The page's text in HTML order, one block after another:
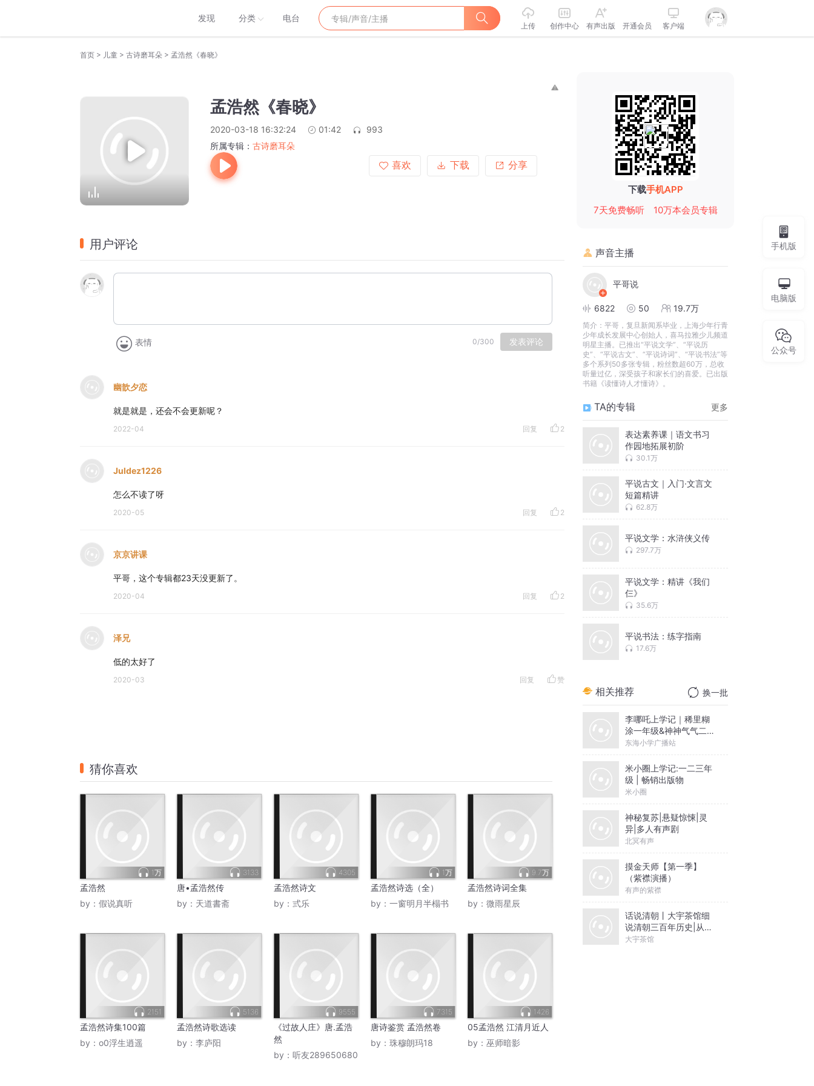
发现 分类 电台
上传 创作中心 有声出版 开通会员 客户端
首页 > 儿童 > 古诗磨耳朵 > 孟浩然《春晓》
孟浩然《春晓》
2020-03-18 16:32:24 01:42
993
所属专辑： 古诗磨耳朵
喜欢
下载 分享
用户评论
表情 0/300 发表评论
幽歆夕恋
就是就是，还会不会更新呢？
2022-04 回复 2
Juldez1226
怎么不读了呀
2020-05 回复 2
京京讲课
平哥，这个专辑都23天没更新了。
2020-04 回复 2
泽兄
低的太好了
2020-03 回复 赞
猜你喜欢
1万
孟浩然
by： 假说真听
3133
唐•孟浩然传
by： 天道書斋
4305
孟浩然诗文
by： 弎乐
1万
孟浩然诗选（全）
by： 一窗明月半榻书
9.7万
孟浩然诗词全集
by： 微雨星辰
2151
孟浩然诗集100篇
by： o0浮生逍遥
5136
孟浩然诗歌选读
by： 李庐阳
9555
《过故人庄》唐.孟浩
然
by： 听友289650680
7315
唐诗鉴赏 孟浩然卷
by： 珠穆朗玛18
1426
05孟浩然 江清月近人
by： 巫师暗影
下载手机APP
7天免费畅听
10万本会员专辑
声音主播
平哥说
6822 50 19.7万
简介： 平哥，复旦新闻系毕业，上海少年行青
少年成长发展中心创始人，喜马拉雅少儿频道
明星主播。已推出“平说文学”、“平说历
史”、“平说古文”、“平说诗词”、“平说书法”等
多个系列50多张专辑，粉丝数超60万，总收
听量过亿，深受孩子和家长们的喜爱。已出版
书籍《读懂诗人才懂诗》。
TA的专辑 更多
表达素养课｜语文书习
作园地拓展初阶
30.1万
平说古文｜入门·文言文
短篇精讲
62.8万
平说文学：水浒侠义传
297.7万
平说文学：精讲《我们
仨》
35.6万
平说书法：练字指南
17.6万
相关推荐 换一批
李哪吒上学记｜稀里糊
涂一年级&神神气气二年
级
东海小学广播站
米小圈上学记:一二三年
级 | 畅销出版物
米小圈
神秘复苏|悬疑惊悚|灵
异|多人有声剧
北冥有声
摸金天师【第一季】
（紫襟演播）
有声的紫襟
话说清朝丨大宇茶馆细
说清朝三百年历史|从努
尔哈赤到末代皇帝溥仪|
大宇茶馆
手机版
电脑版
公众号